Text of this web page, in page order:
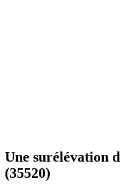
Une surélévation
(35520)